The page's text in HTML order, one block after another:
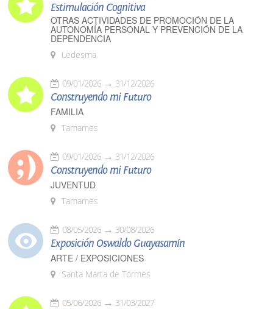
Estimulación Cognitiva
OTRAS ACTIVIDADES DE PROMOCIÓN DE LA
AUTONOMÍA PERSONAL Y PREVENCIÓN DE LA
DEPENDENCIA
Ledesma
09/01/2026 31/12/2026
Construyendo mi Futuro
FAMILIA
Tamames
09/01/2026 31/12/2026
Construyendo mi Futuro
JUVENTUD
Tamames
08/05/2026 30/08/2026
Exposición Oswaldo Guayasamín
ARTE / EXPOSICIONES
Santa Marta de Tormes
05/06/2026 31/03/2027